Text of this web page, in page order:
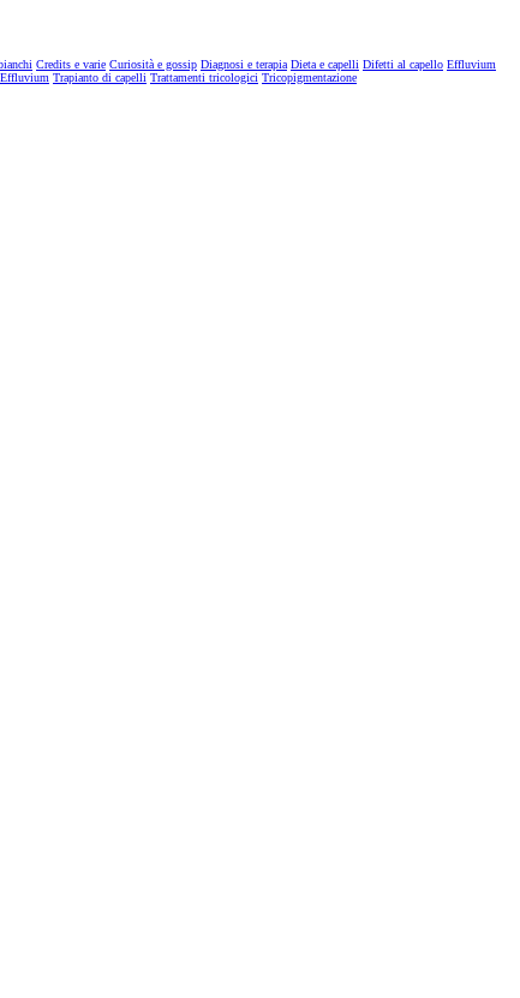
Credits e varie Curiosità e gossip Diagnosi e terapia Dieta e capelli Difetti al capello Effluvium
Effluvium Trapianto di capelli Trattamenti tricologici Tricopigmentazione